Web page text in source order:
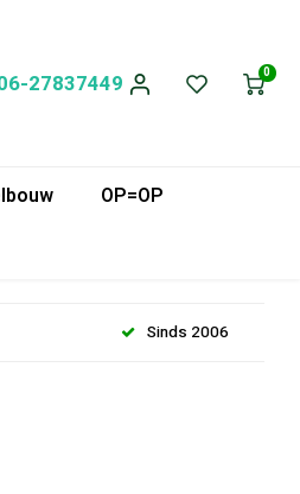
27837449 0
OP=OP
Sinds 2006